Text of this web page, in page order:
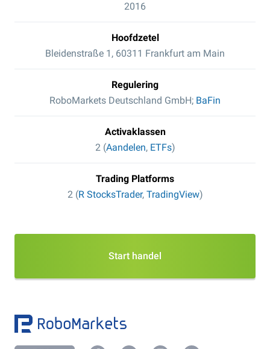
2016
Hoofdzetel
Bleidenstraße 1, 60311 Frankfurt am Main
Regulering
RoboMarkets Deutschland GmbH; BaFin
Activaklassen
2 (Aandelen, ETFs)
Trading Platforms
2 (R StocksTrader, TradingView)
Start handel